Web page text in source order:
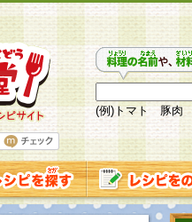
(例)トマト 豚肉